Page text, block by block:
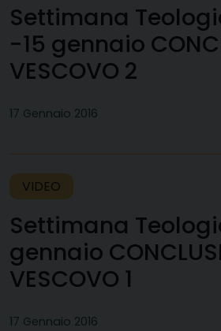
Settimana
-15 gennaio
VESCOVO 2
17 Gennaio 2016
VIDEO
Settimana
gennaio
VESCOVO 1
17 Gennaio 2016